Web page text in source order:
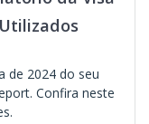
de 2024 do seu
Confira neste